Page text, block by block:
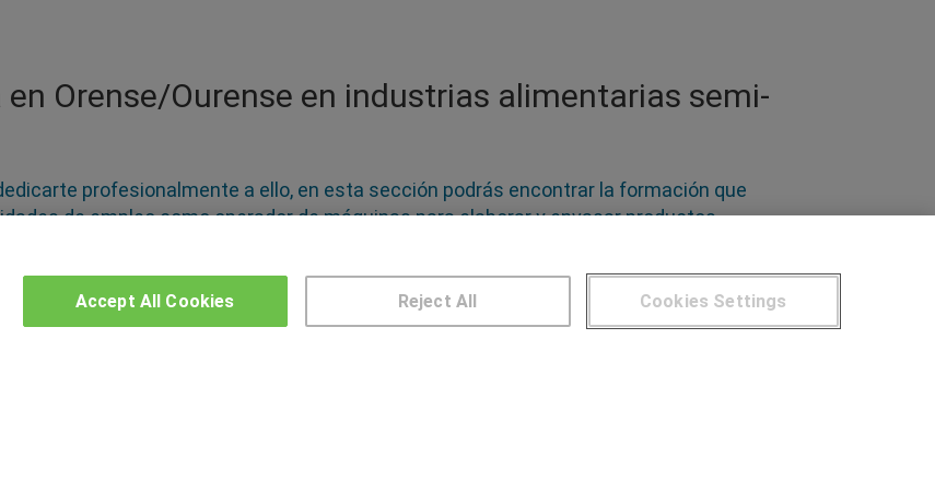
Orense/Ourense en industrias alimentarias semi-
profesionalmente a ello, en esta sección podrás encontrar la formación que
de empleo como operador de máquinas para elaborar y envasar productos
como aceites, vinos, vegetales, carne o pescado, tecnología de los alimentos, áreas
gestión de calidad en esta industria, también la organización de la producción
mediante técnicas de comercialización y marketing
Cookies Settings
Reject All
Accept All Cookies